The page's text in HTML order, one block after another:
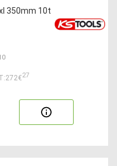
350mm 10t
27